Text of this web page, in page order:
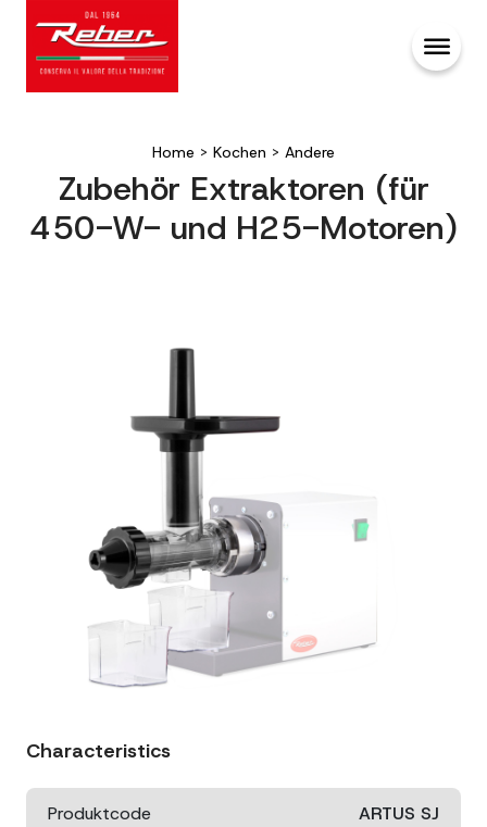
Home > Kochen > Andere
Zubehör Extraktoren (für
450-W- und H25-Motoren)
Characteristics
Produktcode ARTUS SJ